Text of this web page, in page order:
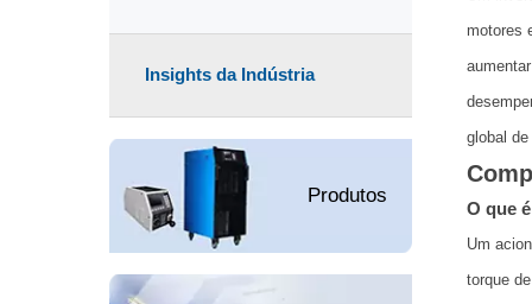
Insights da Indústria
Produtos
motores
global
O que
Um
torque